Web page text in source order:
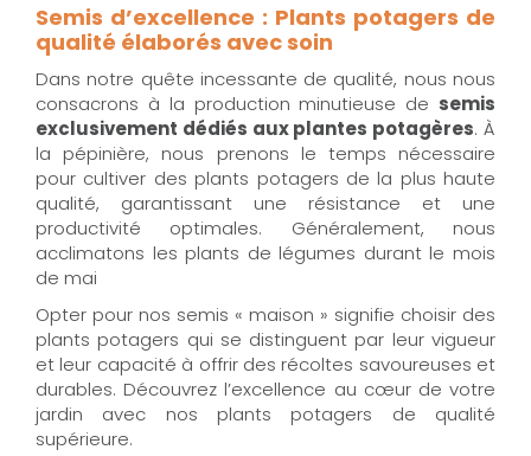
Semis d’excellence : Plants potagers de
qualité élaborés avec soin
Dans notre quête incessante de qualité, nous nous
consacrons à la production minutieuse de semis
exclusivement dédiés aux plantes potagères. À
la pépinière, nous prenons le temps nécessaire
pour cultiver des plants potagers de la plus haute
qualité, garantissant une résistance et une
productivité optimales. Généralement, nous
acclimatons les plants de légumes durant le mois
de mai
Opter pour nos semis « maison » signifie choisir des
plants potagers qui se distinguent par leur vigueur
et leur capacité à offrir des récoltes savoureuses et
durables. Découvrez l’excellence au cœur de votre
jardin avec nos plants potagers de qualité
supérieure.